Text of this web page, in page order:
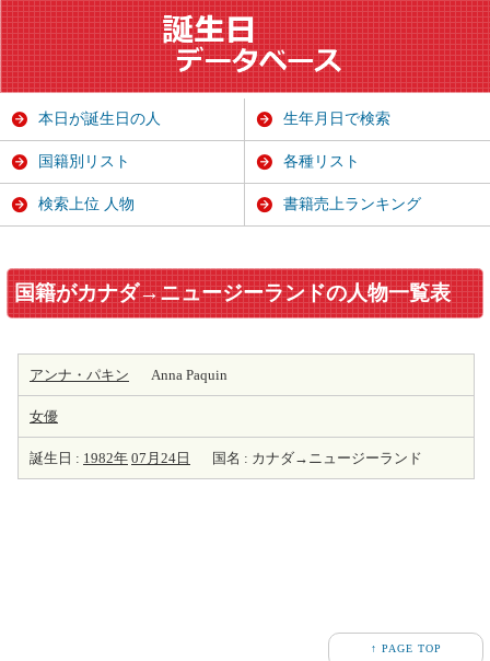
国籍がカナダ→ニュージーランドの人物一覧表
アンナ・パキン Anna Paquin
女優
誕生日 : 1982年 07月24日 国名 : カナダ→ニュージーランド
本日が誕生日の人 生年月日で検索
国籍別リスト 各種リスト
検索上位 人物 書籍売上ランキング
↑ PAGE TOP